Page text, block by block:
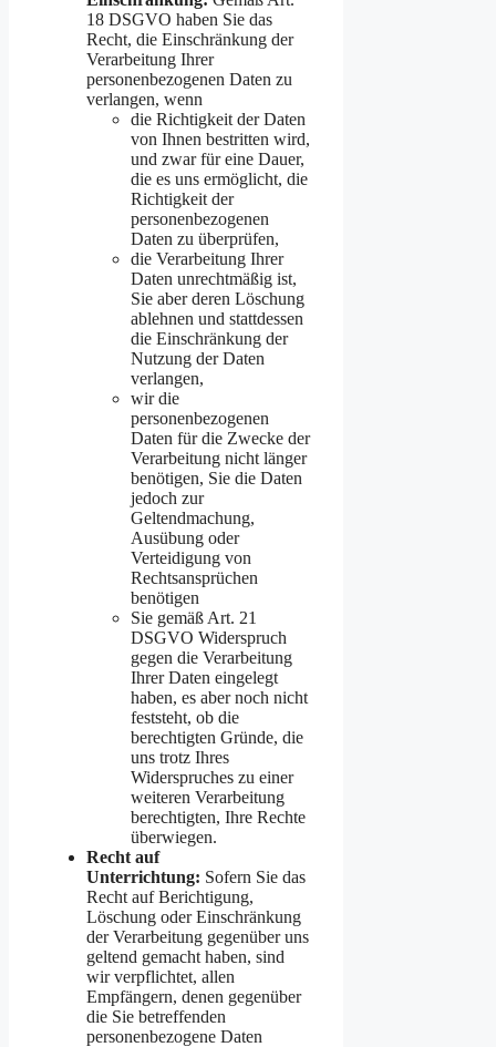
18 DSGVO haben Sie das
Recht, die Einschränkung der
Verarbeitung Ihrer
personenbezogenen Daten zu
verlangen, wenn
die Richtigkeit der Daten
von Ihnen bestritten wird,
und zwar für eine Dauer,
die es uns ermöglicht, die
Richtigkeit der
personenbezogenen
Daten zu überprüfen,
die Verarbeitung Ihrer
Daten unrechtmäßig ist,
Sie aber deren Löschung
ablehnen und stattdessen
die Einschränkung der
Nutzung der Daten
verlangen,
wir die
personenbezogenen
Daten für die Zwecke der
Verarbeitung nicht länger
benötigen, Sie die Daten
jedoch zur
Geltendmachung,
Ausübung oder
Verteidigung von
Rechtsansprüchen
benötigen
Sie gemäß Art. 21
DSGVO Widerspruch
gegen die Verarbeitung
Ihrer Daten eingelegt
haben, es aber noch nicht
feststeht, ob die
berechtigten Gründe, die
uns trotz Ihres
Widerspruches zu einer
weiteren Verarbeitung
berechtigten, Ihre Rechte
überwiegen.
Recht auf
Unterrichtung: Sofern Sie das
Recht auf Berichtigung,
Löschung oder Einschränkung
der Verarbeitung gegenüber uns
geltend gemacht haben, sind
wir verpflichtet, allen
Empfängern, denen gegenüber
die Sie betreffenden
personenbezogene Daten